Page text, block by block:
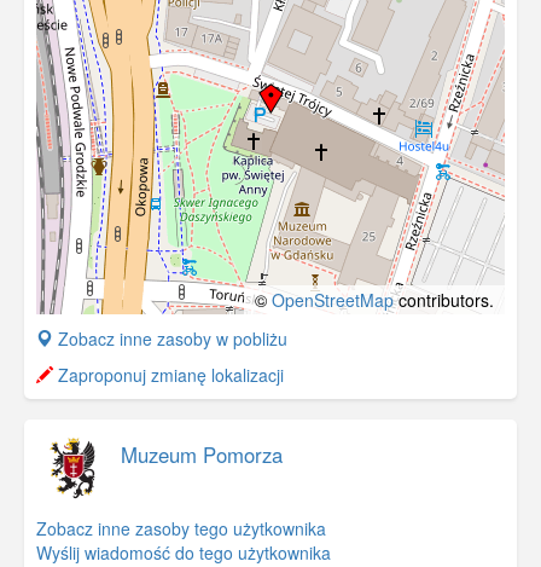
©OpenStreetMapcontributors.
+
−
Zobacz inne zasoby w pobliżu
Zaproponuj zmianę lokalizacji
Muzeum Pomorza
Zobacz inne zasoby tego użytkownika
Wyślij wiadomość do tego użytkownika